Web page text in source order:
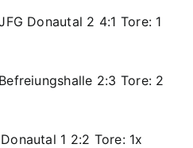
Donautal 2 4:1 Tore: 1
2:3 Tore: 2
1 2:2 Tore: 1x